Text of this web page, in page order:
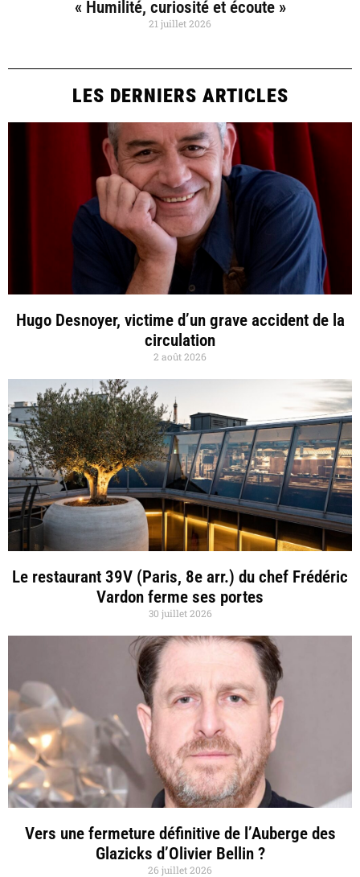
« Humilité, curiosité et écoute »
21 juillet 2026
LES DERNIERS ARTICLES
Hugo Desnoyer, victime d’un grave accident de la
circulation
2 août 2026
Le restaurant 39V (Paris, 8e arr.) du chef Frédéric
Vardon ferme ses portes
30 juillet 2026
Vers une fermeture définitive de l’Auberge des
Glazicks d’Olivier Bellin ?
26 juillet 2026